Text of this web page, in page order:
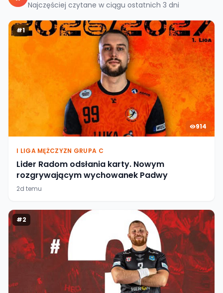
Najczęściej czytane w ciągu ostatnich 3 dni
#1
914
I LIGA MĘŻCZYZN GRUPA C
Lider Radom odsłania karty. Nowym
rozgrywającym wychowanek Padwy
2d temu
#2